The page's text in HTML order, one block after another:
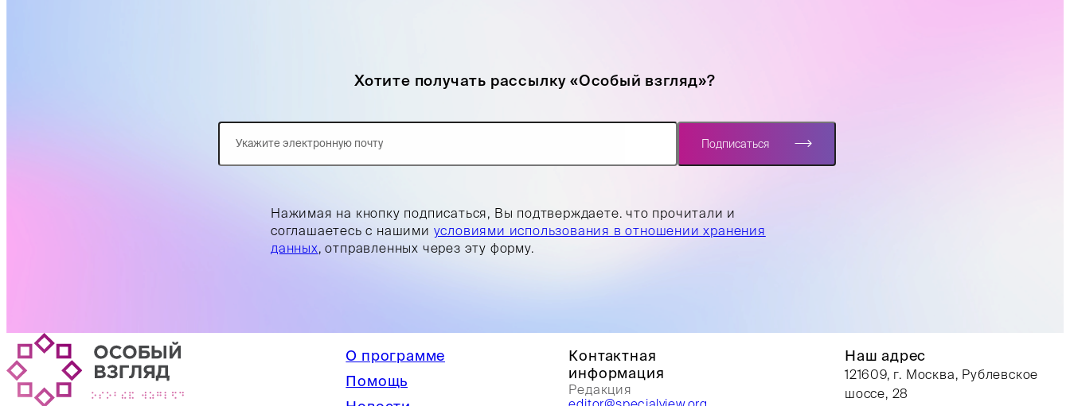
Хотите получать рассылку «Особый взгляд»?
Нажимая на кнопку подписаться, Вы подтверждаете. что прочитали и
соглашаетесь с нашими условиями использования в отношении хранения
данных , отправленных через эту форму.
Подписаться
О программе
Помощь
Контактная
информация
Редакция
Наш адрес
121609, г. Москва, Рублевское
шоссе, 28